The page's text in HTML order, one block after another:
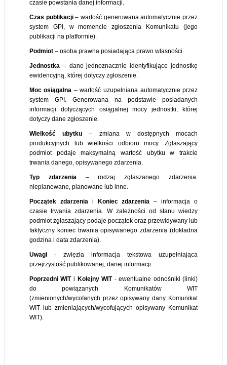
czasie powstania danej informacji.
Czas publikacji– wartość generowana automatycznie przez
system GPI, w momencie zgłoszenia Komunikatu (jego
publikacji na platformie).
Podmiot– osoba prawna posiadająca prawo własności.
Jednostka– dane jednoznacznie identyfikujące jednostkę
ewidencyjną, której dotyczy zgłoszenie.
Moc osiągalna – wartość uzupełniana automatycznie przez
system GPI. Generowana na podstawie posiadanych
informacji dotyczących osiągalnej mocy jednostki, której
dotyczy dane zgłoszenie.
Wielkość ubytku – zmiana w dostępnych mocach
produkcyjnych lub wielkości odbioru mocy. Zgłaszający
podmiot podaje maksymalną wartość ubytku w trakcie
trwania danego, opisywanego zdarzenia.
Typ zdarzenia– rodzaj zgłaszanego zdarzenia:
nieplanowane, planowane lub inne.
Początek zdarzeniai Koniec zdarzenia – informacja o
czasie trwania zdarzenia. W zależności od stanu wiedzy
podmiot zgłaszający podaje początek oraz przewidywany lub
faktyczny koniec trwania opisywanego zdarzenia (dokładna
godzina i data zdarzenia).
Uwagi- zwięzła informacja tekstowa uzupełniająca
przejrzystość publikowanej, danej informacji.
Poprzedni WITi Kolejny WIT- ewentualne odnośniki (linki)
do powiązanych Komunikatów WIT
(zmienionych/wycofanych przez opisywany dany Komunikat
WIT lub zmieniających/wycofujących opisywany Komunikat
WIT).